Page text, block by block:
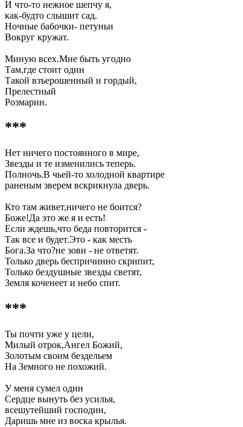
И что-то нежное шепчу я,
как-будто слышит сад.
Ночные бабочки- петуньи
Вокруг кружат.
Миную всех.Мне быть угодно
Там,где стоит один
Такой взъерошенный и гордый,
Прелестный
Розмарин.
***
Нет ничего постоянного в мире,
Звезды и те изменились теперь.
Полночь.В чьей-то холодной квартире
раненым зверем вскрикнула дверь.
Кто там живет,ничего не боится?
Боже!Да это же я и есть!
Если ждешь,что беда повторится -
Так все и будет.Это - как месть
Бога.За что?не зови - не ответят.
Только дверь беспричинно скрипит,
Только бездушные звезды светят,
Земля коченеет и небо спит.
***
Ты почти уже у цели,
Милый отрок,Ангел Божий,
Золотым своим бездельем
На Земного не похожий.
У меня сумел один
Сердце вынуть без усилья,
всешутейший господин,
Даришь мне из воска крылья.